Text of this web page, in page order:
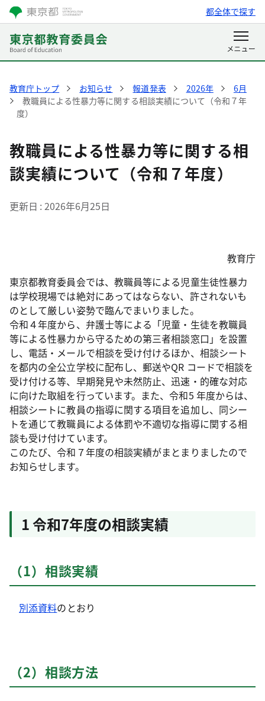
都全体で探す
教育庁トップ お知らせ 報道発表 2026年
6月
教職員による性暴力等に関する相談実績について（令和７年
度）
教職員による性暴力等に関する相
談実績について（令和７年度）
更新日 2026年6月25日
教育庁
東京都教育委員会では、教職員等による児童生徒性暴力
は学校現場では絶対にあってはならない、許されないも
のとして厳しい姿勢で臨んでまいりました。
令和４年度から、弁護士等による「児童・生徒を教職員
等による性暴力から守るための第三者相談窓口」を設置
し、電話・メールで相談を受け付けるほか、相談シート
を都内の全公立学校に配布し、郵送やQR コードで相談を
受け付ける等、早期発見や未然防止、迅速・的確な対応
に向けた取組を行っています。また、令和5 年度からは、
相談シートに教員の指導に関する項目を追加し、同シー
トを通じて教職員による体罰や不適切な指導に関する相
談も受け付けています。
このたび、令和７年度の相談実績がまとまりましたので
お知らせします。
1 令和7年度の相談実績
（1）相談実績
別添資料のとおり
（2）相談方法